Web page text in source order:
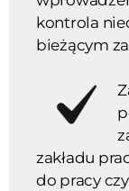
kontrola
bieżącym
zakładu
do pracy